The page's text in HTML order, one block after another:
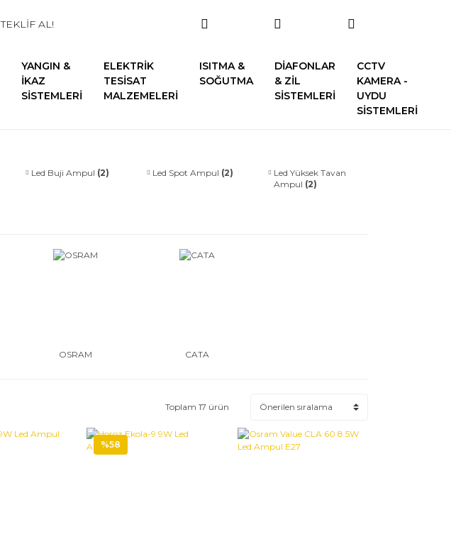
TEKLİF AL!
YANGIN &
İKAZ
SİSTEMLERİ
ELEKTRİK
TESİSAT
MALZEMELERİ
ISITMA &
SOĞUTMA
DİAFONLAR
& ZİL
SİSTEMLERİ
CCTV
KAMERA -
UYDU
SİSTEMLERİ
Led Buji Ampul (2) Led Spot Ampul (2)
Led Yüksek Tavan
Ampul (2)
OSRAM CATA
Toplam 17 ürün
%58